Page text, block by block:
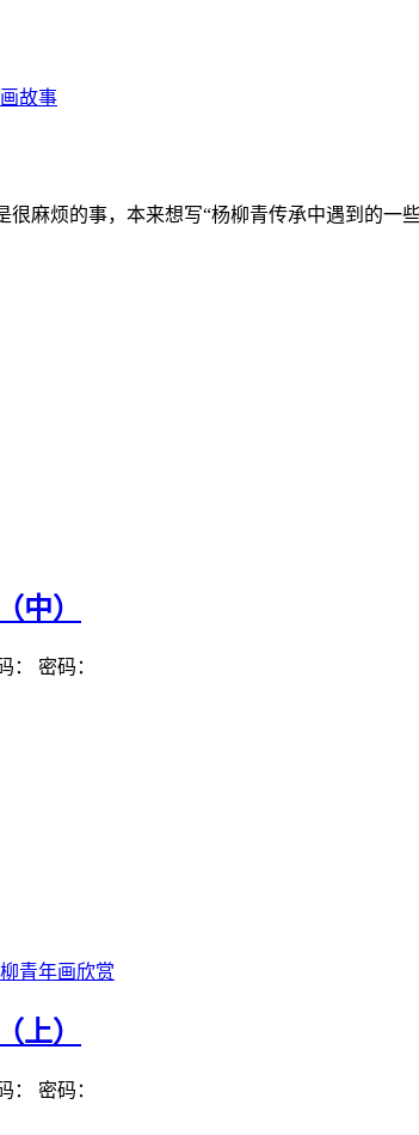
故事
很麻烦的事，本来想写“杨柳青传承中遇到的
中）
： 密码：
青年画欣赏
上）
： 密码：